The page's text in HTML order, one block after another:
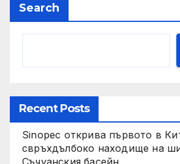
Search
Recent Posts
Sinopec открива първото в
свръхдълбоко находище на
Съчуанския басейн